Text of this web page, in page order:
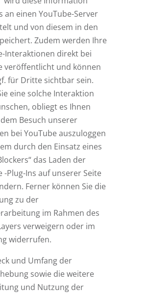
an einen YouTube-Server
und von diesem in den
Zudem werden Ihre
Interaktionen direkt bei
veröffentlicht und können
für Dritte sichtbar sein.
eine solche Interaktion
obliegt es Ihnen
Besuch unserer
bei YouTube auszuloggen
durch den Einsatz eines
das Laden der
-Plug-Ins auf unserer Seite
Ferner können Sie die
zu der
im Rahmen des
verweigern oder im
widerrufen.
und Umfang der
sowie die weitere
und Nutzung der